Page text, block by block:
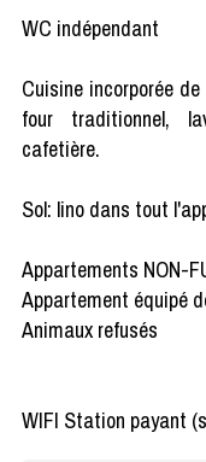
WC indépendant
Cuisine incorporée
four traditionnel,
cafetière.
Sol: lino dans tout
Appartements NON-
Appartement équipé
Animaux refusés
WIFI Station payant